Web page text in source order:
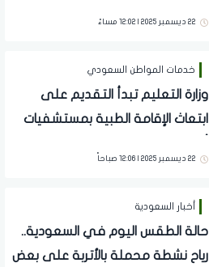
22 ديسمبر 2025 | 12:02 مساءً
خدمات المواطن السعودي
وزارة التعليم تبدأ التقديم على
ابتعاث الإقامة الطبية بمستشفيات
22 ديسمبر 2025 | 12:06 صباحاً
أخبار السعودية
حالة الطقس اليوم في السعودية..
رياح نشطة محملة بالأتربة على بعض